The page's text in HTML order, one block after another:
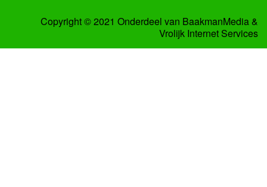
Copyright © 2021 Onderdeel van BaakmanMedia &
Vrolijk Internet Services